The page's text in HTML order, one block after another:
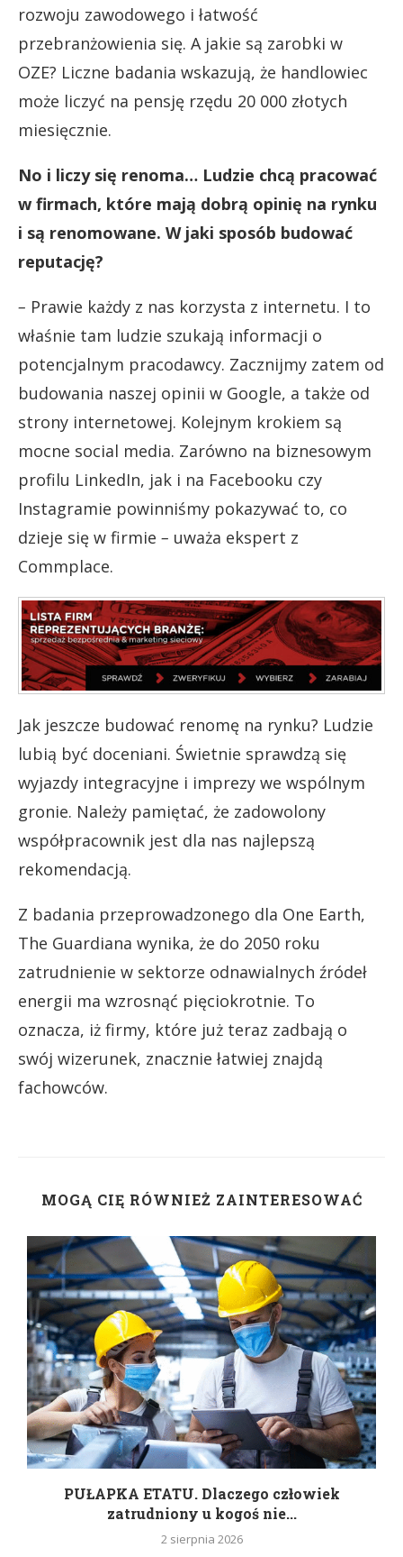
rozwoju zawodowego i łatwość
przebranżowienia się. A jakie są zarobki w
OZE? Liczne badania wskazują, że handlowiec
może liczyć na pensję rzędu 20 000 złotych
miesięcznie.
No i liczy się renoma… Ludzie chcą pracować
w firmach, które mają dobrą opinię na rynku
i są renomowane. W jaki sposób budować
reputację?
– Prawie każdy z nas korzysta z internetu. I to
właśnie tam ludzie szukają informacji o
potencjalnym pracodawcy. Zacznijmy zatem od
budowania naszej opinii w Google, a także od
strony internetowej. Kolejnym krokiem są
mocne social media. Zarówno na biznesowym
profilu LinkedIn, jak i na Facebooku czy
Instagramie powinniśmy pokazywać to, co
dzieje się w firmie – uważa ekspert z
Commplace.
Jak jeszcze budować renomę na rynku? Ludzie
lubią być doceniani. Świetnie sprawdzą się
wyjazdy integracyjne i imprezy we wspólnym
gronie. Należy pamiętać, że zadowolony
współpracownik jest dla nas najlepszą
rekomendacją.
Z badania przeprowadzonego dla One Earth,
The Guardiana wynika, że do 2050 roku
zatrudnienie w sektorze odnawialnych źródeł
energii ma wzrosnąć pięciokrotnie. To
oznacza, iż firmy, które już teraz zadbają o
swój wizerunek, znacznie łatwiej znajdą
fachowców.
MOGĄ CIĘ RÓWNIEŻ ZAINTERESOWAĆ
PUŁAPKA ETATU. Dlaczego człowiek
zatrudniony u kogoś nie...
2 sierpnia 2026